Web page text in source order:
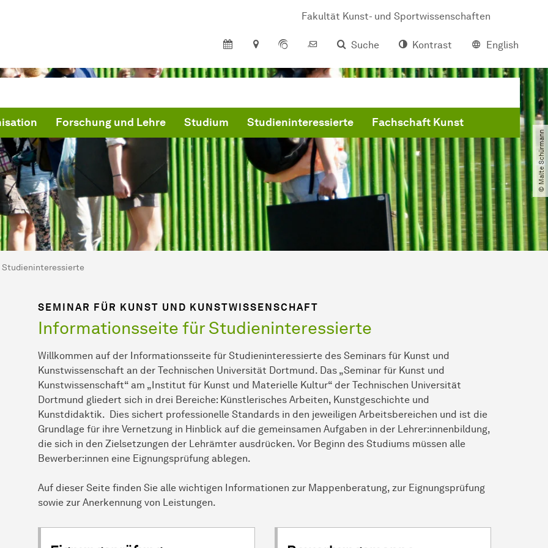
Fakultät Kunst- und Sportwissenschaften
Suche
Kontrast English
Forschung und Lehre Studium Studieninteressierte Fachschaft Kunst
© Malte Schürmann
hier:
Studieninteressierte
SEMINAR FÜR KUNST UND KUNSTWISSENSCHAFT
Informationsseite für Studieninteressierte
Willkommen auf der Informationsseite für Studieninteressierte des Seminars für Kunst und
Kunstwissenschaft an der Technischen Universität Dortmund. Das „Seminar für Kunst und
Kunstwissenschaft“ am „Institut für Kunst und Materielle Kultur“ der Technischen Universität
Dortmund gliedert sich in drei Bereiche: Künstlerisches Arbeiten, Kunstgeschichte und
Kunstdidaktik. Dies sichert professionelle Standards in den jeweiligen Arbeitsbereichen und ist die
Grundlage für ihre Vernetzung in Hinblick auf die gemeinsamen Aufgaben in der Lehrer:innenbildung,
die sich in den Zielsetzungen der Lehrämter ausdrücken. Vor Beginn des Studiums müssen alle
Bewerber:innen eine Eignungsprüfung ablegen.
Auf dieser Seite finden Sie alle wichtigen Informationen zur Mappenberatung, zur Eignungsprüfung
sowie zur Anerkennung von Leistungen.